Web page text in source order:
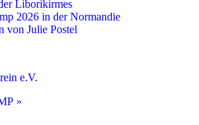
Liborikirmes
2026 in der Normandie
von Julie Postel
e.V.
»